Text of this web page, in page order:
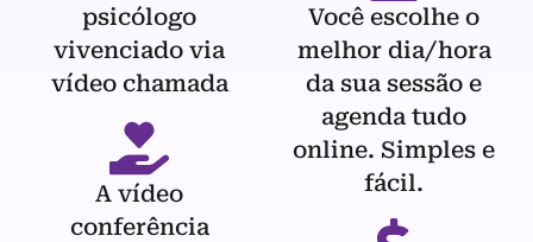
psicólogo
vivenciado via
vídeo chamada
A vídeo
conferência
Você escolhe o
melhor dia/hora
da sua sessão e
agenda tudo
online. Simples e
fácil.